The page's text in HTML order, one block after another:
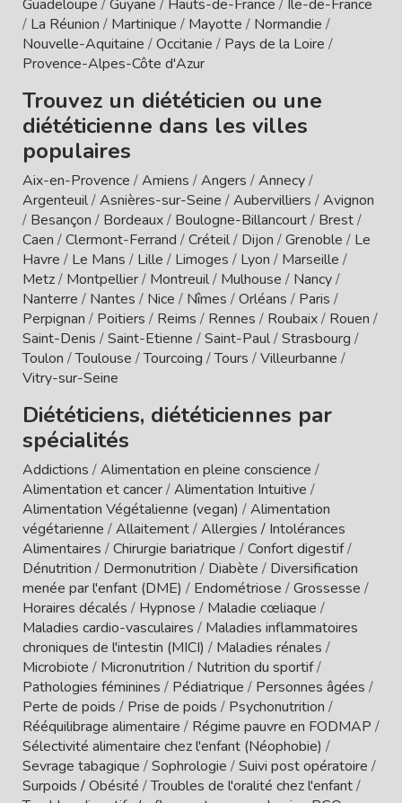
Guadeloupe /Guyane / Hauts-de-France /Île-de-France
/ La Réunion / Martinique / Mayotte / Normandie /
Nouvelle-Aquitaine /Occitanie / Pays de la Loire /
Provence-Alpes-Côte d'Azur
Trouvez un diététicien ou une
diététicienne dans les villes
populaires
Aix-en-Provence /Amiens /Angers /Annecy/
Argenteuil/Asnières-sur-Seine /Aubervilliers /Avignon
/ Besançon / Bordeaux/ Boulogne-Billancourt/ Brest/
Caen /Clermont-Ferrand /Créteil/ Dijon /Grenoble / Le
Havre / Le Mans / Lille / Limoges / Lyon / Marseille /
Metz/ Montpellier/ Montreuil/ Mulhouse / Nancy/
Nanterre / Nantes / Nice / Nîmes /Orléans / Paris /
Perpignan / Poitiers / Reims / Rennes / Roubaix/ Rouen /
Saint-Denis /Saint-Etienne /Saint-Paul/Strasbourg /
Toulon /Toulouse /Tourcoing /Tours /Villeurbanne /
Vitry-sur-Seine
Diététiciens, diététiciennes par
spécialités
Addictions /Alimentation en pleine conscience /
Alimentation et cancer/Alimentation Intuitive /
Alimentation Végétalienne (vegan) /Alimentation
végétarienne /Allaitement/Allergies / Intolérances
Alimentaires /Chirurgie bariatrique /Confort digestif/
Dénutrition / Dermonutrition / Diabète / Diversification
menée par l'enfant (DME) / Endométriose /Grossesse /
Horaires décalés / Hypnose / Maladie cœliaque /
Maladies cardio-vasculaires / Maladies inflammatoires
chroniques de l'intestin (MICI) / Maladies rénales /
Microbiote / Micronutrition / Nutrition du sportif/
Pathologies féminines / Pédiatrique / Personnes âgées /
Perte de poids / Prise de poids / Psychonutrition /
Rééquilibrage alimentaire / Régime pauvre en FODMAP /
Sélectivité alimentaire chez l'enfant (Néophobie) /
Sevrage tabagique /Sophrologie /Suivi post opératoire /
Surpoids / Obésité /Troubles de l'oralité chez l'enfant/